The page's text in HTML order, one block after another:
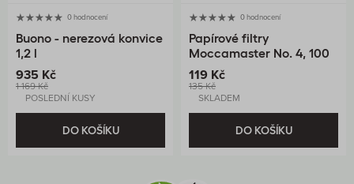
0 hodnocení
Buono - nerezová konvice
1,2 l
935 Kč
1 169 Kč
POSLEDNÍ KUSY
DO KOŠÍKU
0 hodnocení
Papírové filtry
Moccamaster No. 4, 100
ks
119 Kč
135 Kč
SKLADEM
DO KOŠÍKU